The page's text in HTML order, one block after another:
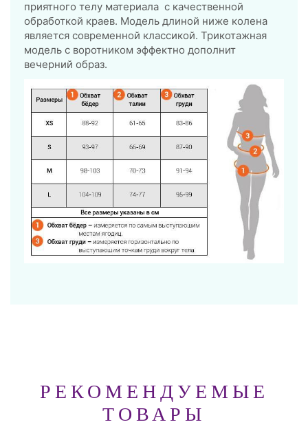
приятного телу материала с качественной
обработкой краев. Модель длиной ниже колена
является современной классикой. Трикотажная
модель с воротником эффектно дополнит
вечерний образ.
РЕКОМЕНДУЕМЫЕ
ТОВАРЫ